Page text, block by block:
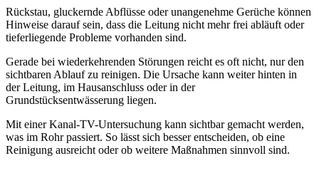
Rückstau, gluckernde Abflüsse oder unangenehme Gerüche können
Hinweise darauf sein, dass die Leitung nicht mehr frei abläuft oder
tieferliegende Probleme vorhanden sind.
Gerade bei wiederkehrenden Störungen reicht es oft nicht, nur den
sichtbaren Ablauf zu reinigen. Die Ursache kann weiter hinten in
der Leitung, im Hausanschluss oder in der
Grundstücksentwässerung liegen.
Mit einer Kanal-TV-Untersuchung kann sichtbar gemacht werden,
was im Rohr passiert. So lässt sich besser entscheiden, ob eine
Reinigung ausreicht oder ob weitere Maßnahmen sinnvoll sind.